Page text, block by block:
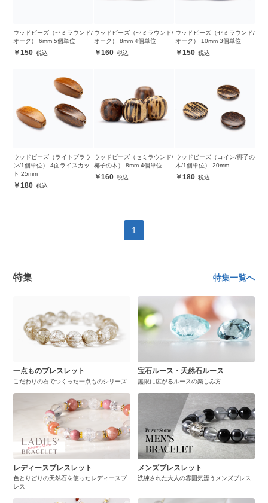
ウッドビーズ（セミラウンド/
オーク） 6mm 5個単位
150
ウッドビーズ（セミラウンド/
オーク） 8mm 4個単位
160
ウッドビーズ（セミラウンド/
オーク） 10mm 3個単位
150
ウッドビーズ（ライトブラウ
ン/1個単位） 4面ライスカッ
ト 25mm
180
ウッドビーズ（セミラウンド/
椰子の木） 8mm 4個単位
160
ウッドビーズ（コイン/椰子の
木/1個単位） 20mm
180
1
特集 特集一覧へ
一点ものブレスレット
こだわりの石でつくった一点ものシリーズ
宝石ルース・天然石ルース
無限に広がるルースの楽しみ方
レディースブレスレット
色とりどりの天然石を使ったレディースブ
レス
メンズブレスレット
洗練された大人の雰囲気漂うメンズブレス